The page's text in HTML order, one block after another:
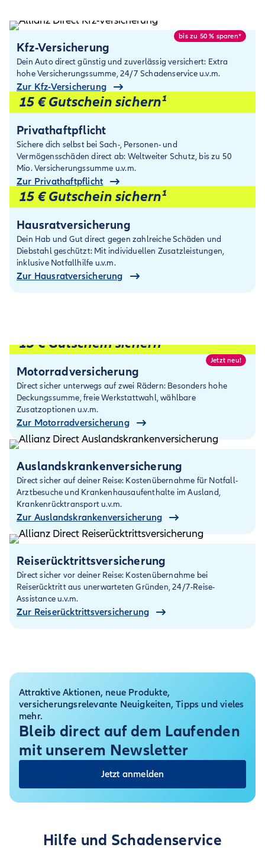
bis zu 50 % sparen*
Kfz-Versicherung
Dein Auto direct günstig und zuverlässig versichert: Extra
hohe Versicherungssumme, 24/7 Schadenservice u.v.m.
Zur Kfz-Versicherung
15 € Gutschein sichern¹
Privathaftpflicht
Sichere dich selbst bei Sach-, Personen- und
Vermögensschäden direct ab: Weltweiter Schutz, bis zu 50
Mio. Versicherungssumme u.v.m.
Zur Privathaftpflicht
15 € Gutschein sichern¹
Hausratversicherung
Dein Hab und Gut direct gegen zahlreiche Schäden und
Diebstahl geschützt: Mit individuellen Zusatz­leistungen,
inklusive Notfallhilfe u.v.m.
Zur Hausratversicherung
Jetzt neu!
15 € Gutschein sichern¹
Motorradversicherung
Direct sicher unterwegs auf zwei Rädern: Besonders hohe
Deckungssumme, freie Werkstattwahl, wählbare
Zusatzoptionen u.v.m.
Zur Motorradversicherung
Auslandskranken­versicherung
Direct sicher auf deiner Reise: Kosten­übernahme für Notfall-
Arztbesuche und Krankenhaus­aufenthalte im Ausland,
Kranken­rücktransport u.v.m.
Zur Auslandskranken­versicherung
Reiserücktritts­versicherung
Direct sicher vor deiner Reise: Kostenübernahme bei
Reiserücktritt aus unerwarteten Gründen, 24/7-Reise-
Assistance u.v.m.
Zur Reiserücktritts­versicherung
Attraktive Aktionen, neue Produkte,
versicherungsrelevante Neuigkeiten, Tipps und vieles
mehr.
Bleib direct auf dem Laufenden
mit unserem Newsletter
Jetzt anmelden
Hilfe und Schadenservice